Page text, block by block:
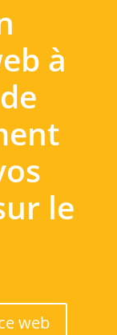
à
le
web